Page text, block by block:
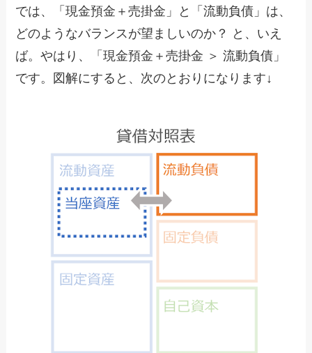
では、「現金預金＋売掛金」と「流動負債」は、
どのようなバランスが望ましいのか？ と、いえ
ば。やはり、「現金預金＋売掛金 ＞ 流動負債」
です。図解にすると、次のとおりになります↓